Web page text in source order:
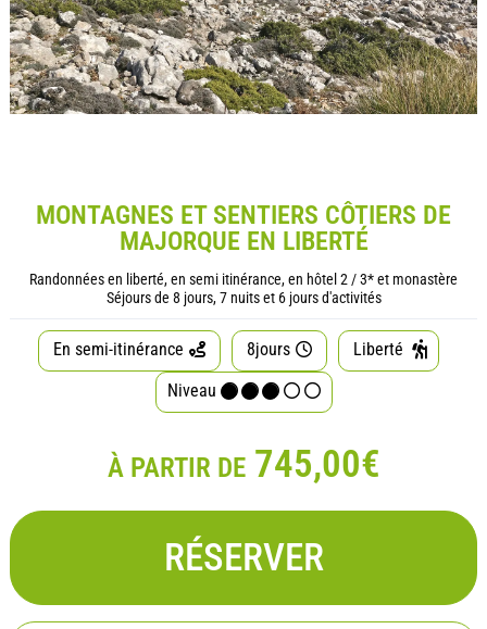
MONTAGNES ET SENTIERS CÔTIERS DE
MAJORQUE EN LIBERTÉ
Randonnées en liberté, en semi itinérance, en hôtel 2 / 3* et monastère
Séjours de 8 jours, 7 nuits et 6 jours d'activités
En semi-itinérance 8jours
Liberté
Niveau
À PARTIR DE745,00€
RÉSERVER